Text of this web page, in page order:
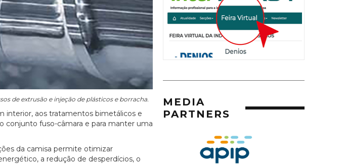
de extrusão e injeção de plásticos e borracha.
interior, aos tratamentos bimetálicos e
conjunto fuso-câmara e para manter uma
da camisa permite otimizar
a redução de desperdícios, o
MEDIA
PARTNERS